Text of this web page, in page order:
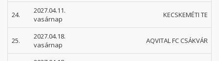
24.
2027.04.11.
vasárnap
KECSKEMÉTI TE
25.
2027.04.18.
vasárnap
AQVITAL FC CSÁKVÁR